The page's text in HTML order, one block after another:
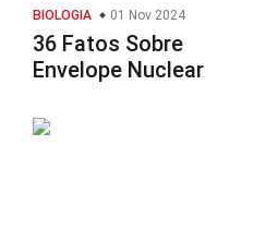
BIOLOGIA 01 Nov 2024
36 Fatos Sobre
Envelope Nuclear